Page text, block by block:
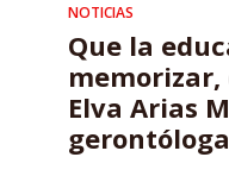
NOTICIAS
Que la
memorizar,
Elva Arias
gerontóloga